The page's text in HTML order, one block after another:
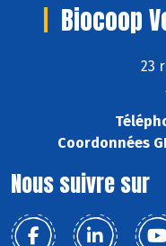
Biocoop
23
Coordonnées
Nous suivre sur